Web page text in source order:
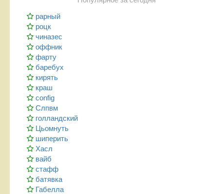
рарный
роцк
чиназес
оффник
фарту
баребух
кирять
краш
config
Слпвм
голландский
Цьомнуть
шиперить
Хасл
вайб
стафф
батявка
Габелла